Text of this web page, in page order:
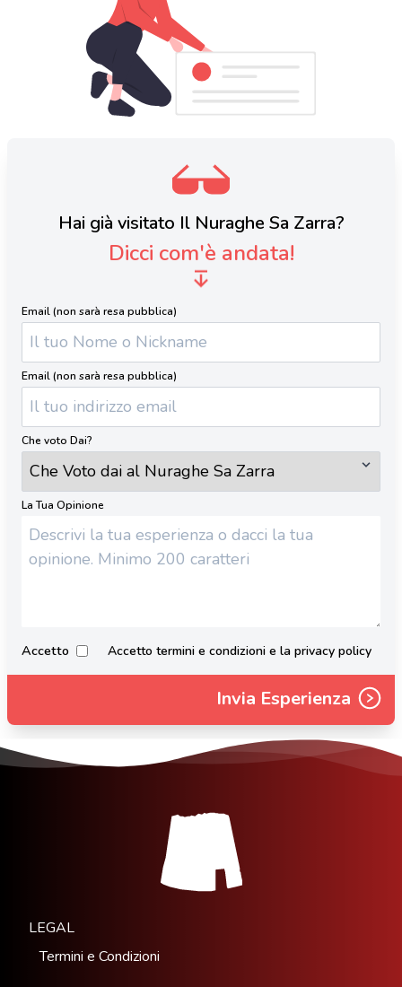
Hai già visitato Il Nuraghe Sa Zarra?
Dicci com'è andata!
Email (non sarà resa pubblica)
Email (non sarà resa pubblica)
Che voto Dai?
La Tua Opinione
Accetto Accetto termini e condizioni e la privacy policy
Invia Esperienza
LEGAL
Termini e Condizioni